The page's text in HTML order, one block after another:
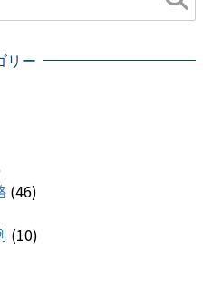
リー
(46)
(10)